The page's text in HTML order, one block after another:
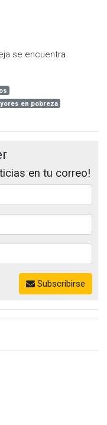
se encuentra
en pobreza
en tu correo!
Subscribirse